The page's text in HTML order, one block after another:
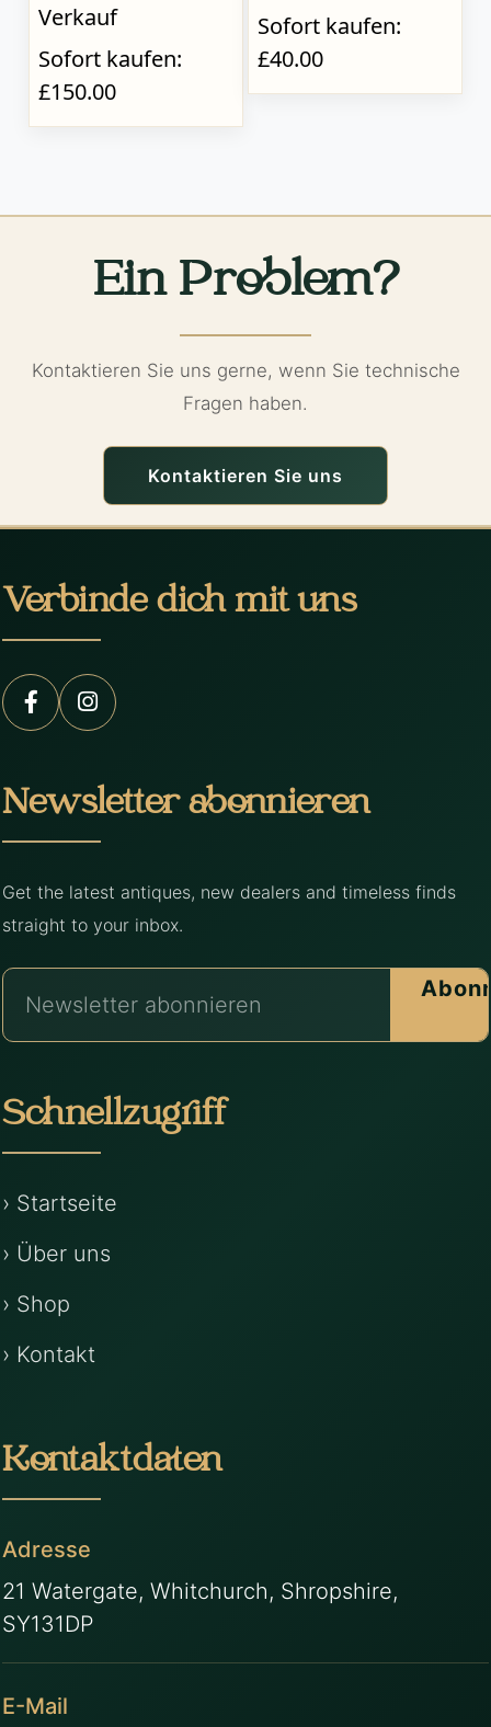
Verkauf
Sofort kaufen:
£150.00
Sofort kaufen:
£40.00
Ein Problem?
Kontaktieren Sie uns gerne, wenn Sie technische
Fragen haben.
Kontaktieren Sie uns
Verbinde dich mit uns
Newsletter abonnieren
Get the latest antiques, new dealers and timeless finds
straight to your inbox.
Schnellzugriff
› Startseite
› Über uns
› Shop
› Kontakt
Kontaktdaten
Adresse
21 Watergate, Whitchurch, Shropshire,
SY131DP
E-Mail